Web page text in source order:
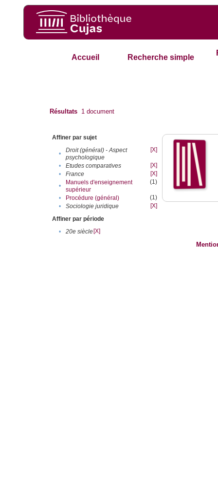
Accueil Recherche simple
Résultats 1 document
Affiner par sujet
•
Droit (général) - Aspect
psychologique
[X]
• Etudes comparatives
[X]
•
France
[X]
•
Manuels d'enseignement
supérieur
(1)
• Procédure (général)
(1)
•
Sociologie juridique
[X]
Affiner par période
•
20e siècle[X]